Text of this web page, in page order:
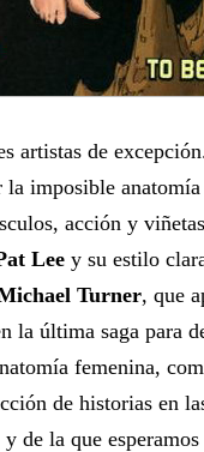
artistas de
la imposible
acción y
Lee y su estilo
Turner, que
la última saga para
femenina,
de historias en
de la que